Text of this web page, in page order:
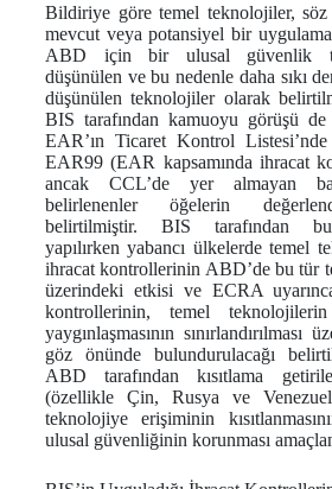
Bildiriye göre temel teknolojiler,
mevcut veya potansiyel bir
ABD için bir ulusal güvenlik
düşünülen ve bu nedenle daha sıkı
düşünülen teknolojiler olarak
BIS tarafından kamuoyu görüşü de
EAR’ın Ticaret Kontrol
EAR99 (EAR kapsamında ihracat
ancak CCL’de yer almayan
belirlenenler öğelerin
belirtilmiştir. BIS tarafından bu
yapılırken yabancı ülkelerde temel
ihracat kontrollerinin ABD’de bu tür
üzerindeki etkisi ve ECRA
kontrollerinin, temel
yaygınlaşmasının
göz önünde bulundurulacağı
ABD tarafından kısıtlama
(özellikle Çin, Rusya ve
teknolojiye erişiminin
ulusal güvenliğinin korunması